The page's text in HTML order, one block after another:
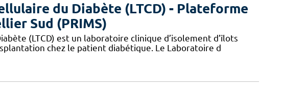
du Diabète (LTCD) - Plateforme
Sud (PRIMS)
(LTCD) est un laboratoire clinique d’isolement d’îlots
chez le patient diabétique. Le Laboratoire d